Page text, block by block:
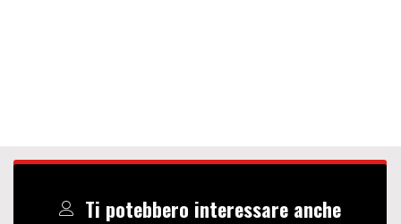
Ti potebbero interessare anche